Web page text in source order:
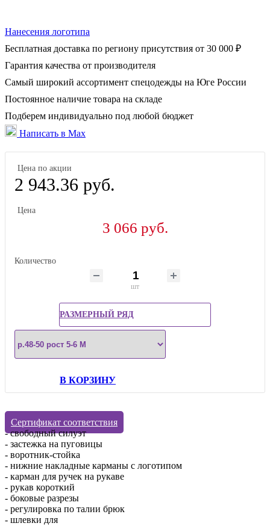
Нанесения логотипа
Бесплатная доставка по региону присутствия от 30 000 ₽
Гарантия качества от производителя
Самый широкий ассортимент спецодежды на Юге России
Постоянное наличие товара на складе
Подберем индивидуально под любой бюджет
Написать в Max
Цена по акции
2 943.36 руб.
Цена
3 066 руб.
Количество
шт
РАЗМЕРНЫЙ РЯД
В КОРЗИНУ
Сертификат соответствия
- свободный силуэт
- застежка на пуговицы
- воротник-стойка
- нижние накладные карманы с логотипом
- карман для ручек на рукаве
- рукав короткий
- боковые разрезы
- регулировка по талии брюк
- шлевки для